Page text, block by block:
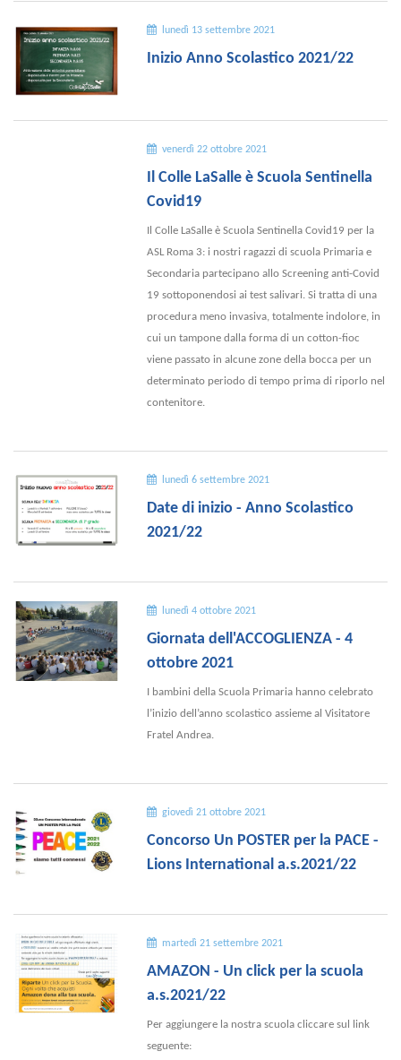
lunedì 13 settembre 2021
Inizio Anno Scolastico 2021/22
venerdì 22 ottobre 2021
Il Colle LaSalle è Scuola Sentinella
Covid19
Il Colle LaSalle è Scuola Sentinella Covid19 per la
ASL Roma 3: i nostri ragazzi di scuola Primaria e
Secondaria partecipano allo Screening anti-Covid
19 sottoponendosi ai test salivari. Si tratta di una
procedura meno invasiva, totalmente indolore, in
cui un tampone dalla forma di un cotton-fioc
viene passato in alcune zone della bocca per un
determinato periodo di tempo prima di riporlo nel
contenitore.
lunedì 6 settembre 2021
Date di inizio - Anno Scolastico
2021/22
lunedì 4 ottobre 2021
Giornata dell'ACCOGLIENZA - 4
ottobre 2021
I bambini della Scuola Primaria hanno celebrato
l’inizio dell’anno scolastico assieme al Visitatore
Fratel Andrea.
giovedì 21 ottobre 2021
Concorso Un POSTER per la PACE -
Lions International a.s.2021/22
martedì 21 settembre 2021
AMAZON - Un click per la scuola
a.s.2021/22
Per aggiungere la nostra scuola cliccare sul link
seguente: